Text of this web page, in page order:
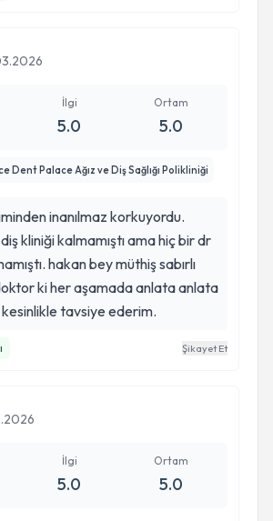
İlgi
5.0
Ortam
5.0
Dent Palace Ağız ve Diş Sağlığı Polikliniği
inanılmaz korkuyordu.
kliniği kalmamıştı ama hiç bir dr
hakan bey müthiş sabırlı
ki her aşamada anlata anlata
tavsiye ederim.
Şikayet Et
İlgi
5.0
Ortam
5.0